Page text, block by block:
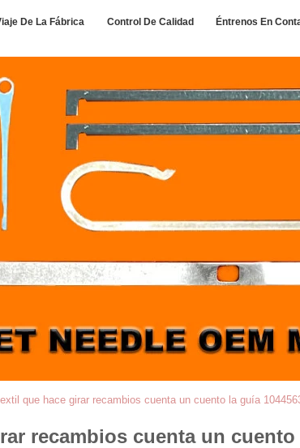
De La Fábrica Control De Calidad Éntrenos En
que hace girar recambios cuenta un cuento la guía
recambios cuenta un cuento